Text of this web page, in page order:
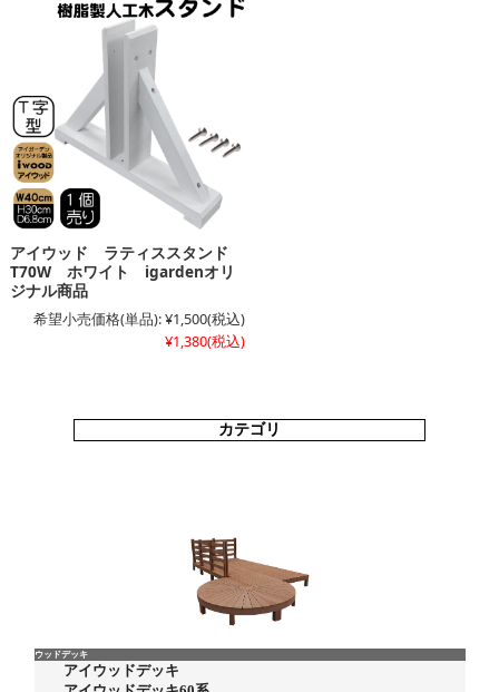
アイウッド ラティススタンド
T70W ホワイト igardenオリ
ジナル商品
希望小売価格(単品):¥1,500(税込)
¥1,380(税込)